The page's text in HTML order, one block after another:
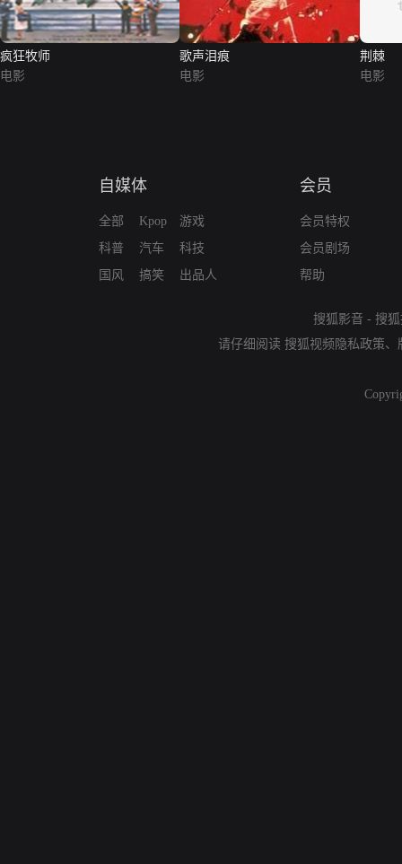
疯狂牧师
电影
歌声泪痕
电影
荆棘
电影
自媒体
全部
科普
国风
Kpop
汽车
搞笑
游戏
科技
出品人
会员
会员特权
会员剧场
帮助
搜狐影音 - 搜
请仔细阅读 搜狐视频隐私政策、